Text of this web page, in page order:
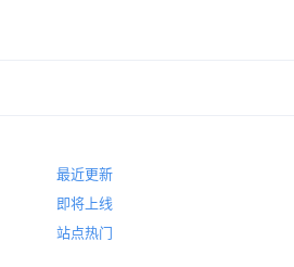
最近更新
即将上线
站点热门